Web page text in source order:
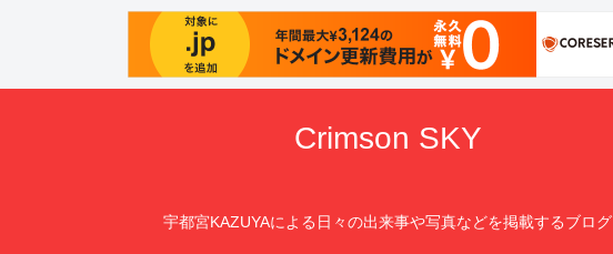
Crimson SKY
宇都宮KAZUYAによる日々の出来事や写真などを掲載するブログ